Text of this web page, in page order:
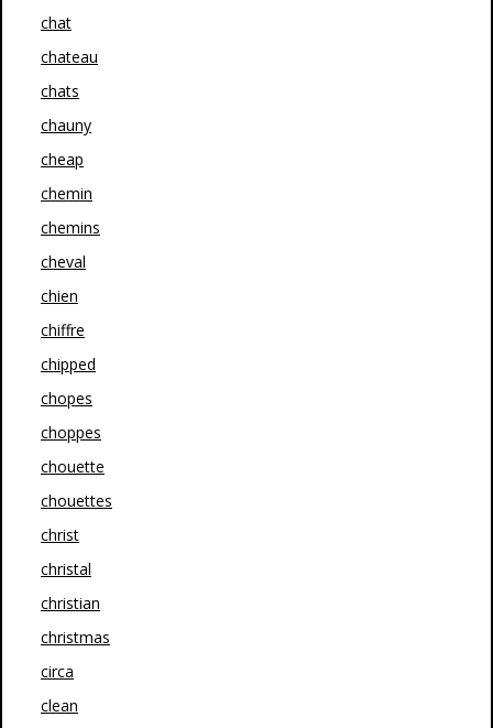
chat
chateau
chats
chauny
cheap
chemin
chemins
cheval
chien
chiffre
chipped
chopes
choppes
chouette
chouettes
christ
christal
christian
christmas
circa
clean